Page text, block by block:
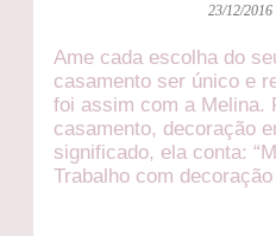
23/12/2016
Ame cada escolha do
casamento ser único e
foi assim com a Melina.
casamento, decoração
significado, ela conta:
Trabalho com